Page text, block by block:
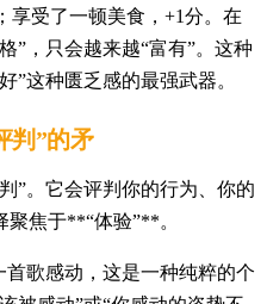
享受了一顿美食，+1分。在
”，只会越来越“富有”。这种
”这种匮乏感的最强武器。
判”的矛
”。它会评判你的行为、你的
焦于**“体验”**。
歌感动，这是一种纯粹的个